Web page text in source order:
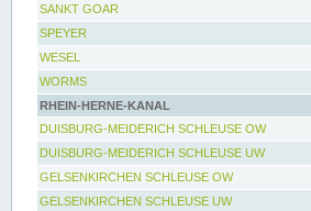
SANKT GOAR
SPEYER
WESEL
WORMS
RHEIN-HERNE-KANAL
DUISBURG-MEIDERICH SCHLEUSE OW
DUISBURG-MEIDERICH SCHLEUSE UW
GELSENKIRCHEN SCHLEUSE OW
GELSENKIRCHEN SCHLEUSE UW